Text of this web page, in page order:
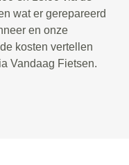
wat er gerepareerd
en onze
kosten vertellen
Vandaag Fietsen.